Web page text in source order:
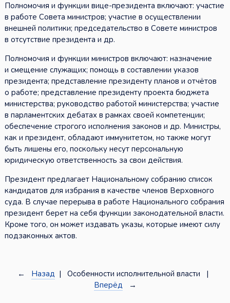
Полномочия и функции вице-президента включают: участие
в работе Совета министров; участие в осуществлении
внешней политики; председательство в Совете министров
в отсутствие президента и др.
Полномочия и функции министров включают: назначение
и смещение служащих; помощь в составлении указов
президента; представление президенту планов и отчётов
о работе; представление президенту проекта бюджета
министерства; руководство работой министерства; участие
в парламентских дебатах в рамках своей компетенции;
обеспечение строгого исполнения законов и др. Министры,
как и президент, обладают иммунитетом, но также могут
быть лишены его, поскольку несут персональную
юридическую ответственность за свои действия.
Президент предлагает Национальному собранию список
кандидатов для избрания в качестве членов Верховного
суда. В случае перерыва в работе Национального собрания
президент берет на себя функции законодательной власти.
Кроме того, он может издавать указы, которые имеют силу
подзаконных актов.
← Назад | Особенности исполнительной власти |
Вперёд →